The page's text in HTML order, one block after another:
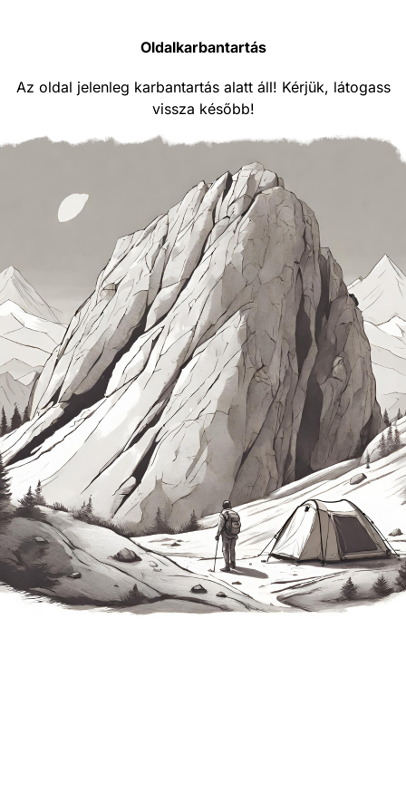
Oldalkarbantartás
Az oldal jelenleg karbantartás alatt áll! Kérjük, látogass
vissza később!